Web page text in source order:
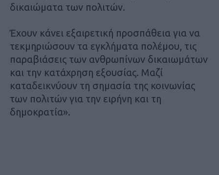
δικαιώματα των πολιτών.
Έχουν κάνει εξαιρετική προσπάθεια για να
τεκμηριώσουν τα εγκλήματα πολέμου, τις
παραβιάσεις των ανθρωπίνων δικαιωμάτων
και την κατάχρηση εξουσίας. Μαζί
καταδεικνύουν τη σημασία της κοινωνίας
των πολιτών για την ειρήνη και τη
δημοκρατία».